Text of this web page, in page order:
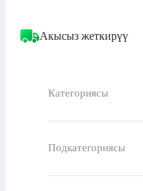
Акысыз жеткирүү
Категориясы
Подкатегориясы